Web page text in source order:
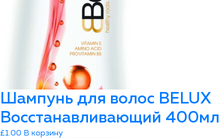
Шампунь для волос ВELUX
Восстанавливающий 400мл
£1.00 В корзину